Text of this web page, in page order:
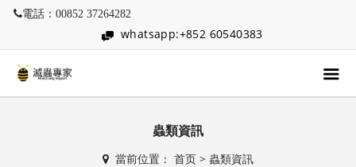
電話：00852 37264282
whatsapp:+852 60540383
蟲類資訊
當前位置： 首页> 蟲類資訊